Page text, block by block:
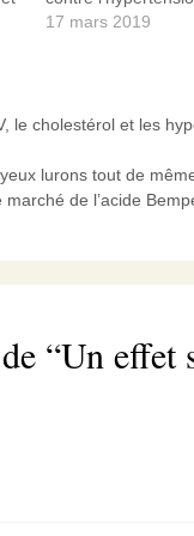
ont suivi 1 1266
17 mars 2019
le cholestérol et les
lurons tout de
marché de l’acide
“Un